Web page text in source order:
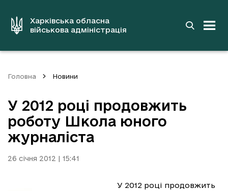
вмістуХарківська обласна
військова адміністрація
Головна Новини
У 2012 році продовжить
роботу Школа юного
журналіста
26 січня 2012 | 15:41
У 2012 році продовжить